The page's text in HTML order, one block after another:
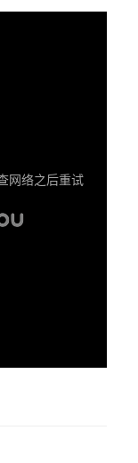
网络之后重试